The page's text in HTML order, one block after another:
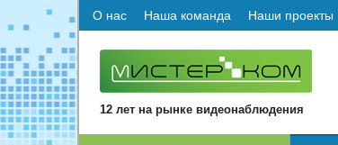
О нас Наша команда Наши проекты
12 лет на рынке видеонаблюдения